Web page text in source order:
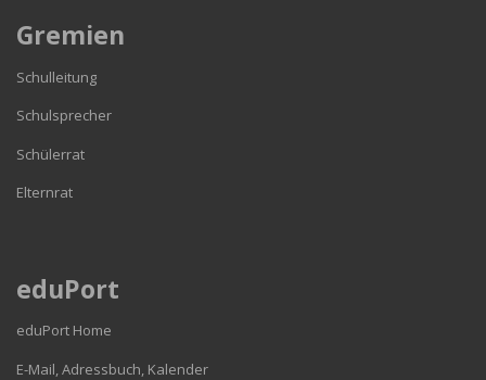
Gremien
Schulleitung
Schulsprecher
Schülerrat
Elternrat
eduPort
eduPort Home
E-Mail, Adressbuch, Kalender